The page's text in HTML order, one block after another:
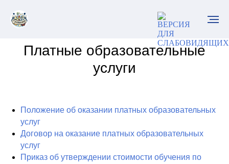
Платные образовательные
услуги
Положение об оказании платных образовательных
услуг
Договор на оказание платных образовательных
услуг
Приказ об утверждении стоимости обучения по